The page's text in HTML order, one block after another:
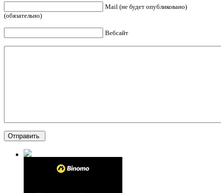
Mail (не будет опубликовано)
(обязательно)
Вебсайт